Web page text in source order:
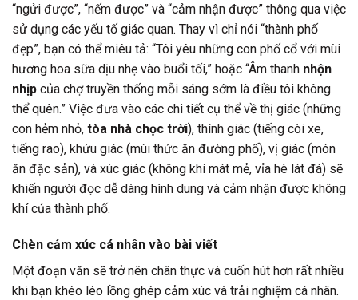
“ngửi được”, “nếm được” và “cảm nhận được” thông qua việc
sử dụng các yếu tố giác quan. Thay vì chỉ nói “thành phố
đẹp”, bạn có thể miêu tả: “Tôi yêu những con phố cổ với mùi
hương hoa sữa dịu nhẹ vào buổi tối,” hoặc “Âm thanh nhộn
nhịp của chợ truyền thống mỗi sáng sớm là điều tôi không
thể quên.” Việc đưa vào các chi tiết cụ thể về thị giác (những
con hẻm nhỏ, tòa nhà chọc trời), thính giác (tiếng còi xe,
tiếng rao), khứu giác (mùi thức ăn đường phố), vị giác (món
ăn đặc sản), và xúc giác (không khí mát mẻ, vỉa hè lát đá) sẽ
khiến người đọc dễ dàng hình dung và cảm nhận được không
khí của thành phố.
Chèn cảm xúc cá nhân vào bài viết
Một đoạn văn sẽ trở nên chân thực và cuốn hút hơn rất nhiều
khi bạn khéo léo lồng ghép cảm xúc và trải nghiệm cá nhân.